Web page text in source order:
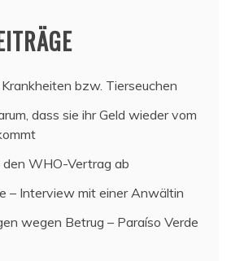
bzw. Tierseuchen
dass sie ihr Geld wieder vom
WHO-Vertrag ab
– Interview mit einer Anwältin
wegen Betrug – Paraíso Verde